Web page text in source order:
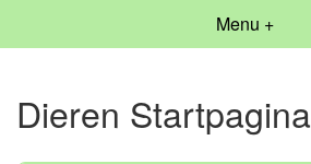
Menu +
Dieren Startpagina